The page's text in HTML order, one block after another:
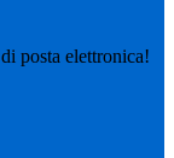
posta elettronica!